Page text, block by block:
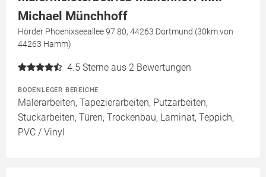
Michael Münchhoff
Hörder Phoenixseeallee 97 80, 44263 Dortmund (30km von
44263 Hamm)
4.5 Sterne aus 2 Bewertungen
BODENLEGER BEREICHE
Malerarbeiten, Tapezierarbeiten, Putzarbeiten,
Stuckarbeiten, Türen, Trockenbau, Laminat, Teppich,
PVC / Vinyl